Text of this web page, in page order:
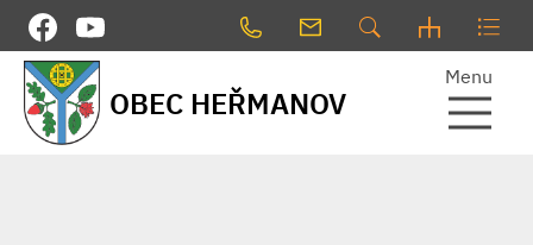
OBEC HEŘMANOV
Menu